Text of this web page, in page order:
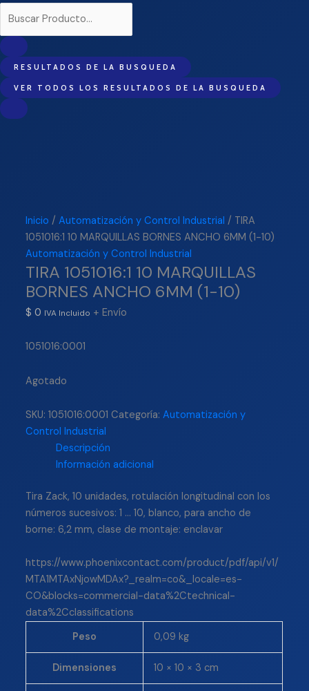
RESULTADOS DE LA BUSQUEDA
VER TODOS LOS RESULTADOS DE LA BUSQUEDA
Inicio /Automatización y Control Industrial / TIRA
1051016:1 10 MARQUILLAS BORNES ANCHO 6MM (1-10)
Automatización y Control Industrial
TIRA 1051016:1 10 MARQUILLAS
BORNES ANCHO 6MM (1-10)
$ 0 IVA Incluido + Envío
1051016:0001
Agotado
SKU:1051016:0001 Categoría:Automatización y
Control Industrial
Descripción
Información adicional
Tira Zack, 10 unidades, rotulación longitudinal con los
números sucesivos: 1 … 10, blanco, para ancho de
borne: 6,2 mm, clase de montaje: enclavar
https://www.phoenixcontact.com/product/pdf/api/v1/
MTA1MTAxNjowMDAx?_realm=co&_locale=es-
CO&blocks=commercial-data%2Ctechnical-
data%2Cclassifications
Peso
0,09 kg
Dimensiones 10 × 10 × 3 cm